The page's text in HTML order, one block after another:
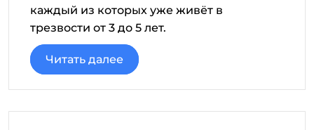
каждый из которых уже живёт в
трезвости от 3 до 5 лет.
Читать далее